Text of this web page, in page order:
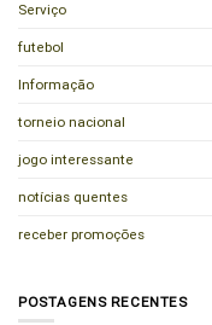
Serviço
futebol
Informação
torneio nacional
jogo interessante
notícias quentes
receber promoções
POSTAGENS RECENTES